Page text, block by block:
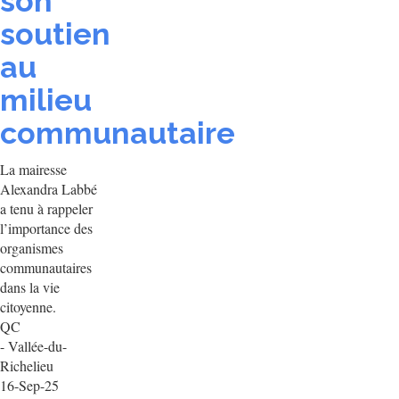
soutien
au
milieu
communautaire
La mairesse
Alexandra Labbé
a tenu à rappeler
l’importance des
organismes
communautaires
dans la vie
citoyenne.
QC
- Vallée-du-
Richelieu
16-Sep-25